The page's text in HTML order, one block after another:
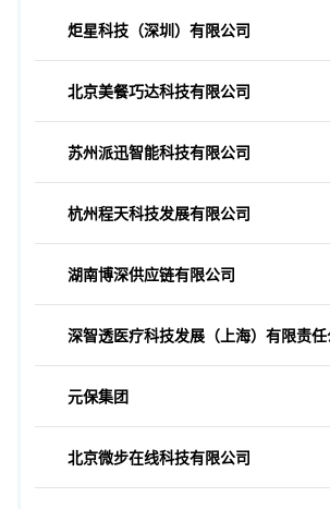
炬星科技（深圳）有限公司
北京美餐巧达科技有限公司
苏州派迅智能科技有限公司
杭州程天科技发展有限公司
湖南博深供应链有限公司
深智透医疗科技发展（上海）有限责任
元保集团
北京微步在线科技有限公司